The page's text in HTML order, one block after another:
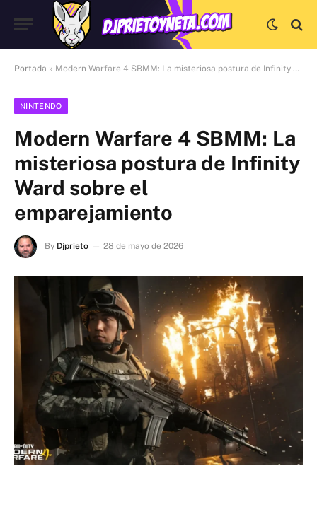
Portada » Modern Warfare 4 SBMM: La misteriosa postura de Infinity Ward sobre el emparejamiento
NINTENDO
Modern Warfare 4 SBMM: La
misteriosa postura de Infinity
Ward sobre el
emparejamiento
By Djprieto 28 de mayo de 2026